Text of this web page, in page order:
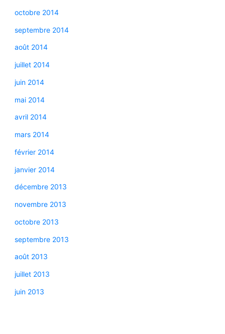
octobre 2014
septembre 2014
août 2014
juillet 2014
juin 2014
mai 2014
avril 2014
mars 2014
février 2014
janvier 2014
décembre 2013
novembre 2013
octobre 2013
septembre 2013
août 2013
juillet 2013
juin 2013